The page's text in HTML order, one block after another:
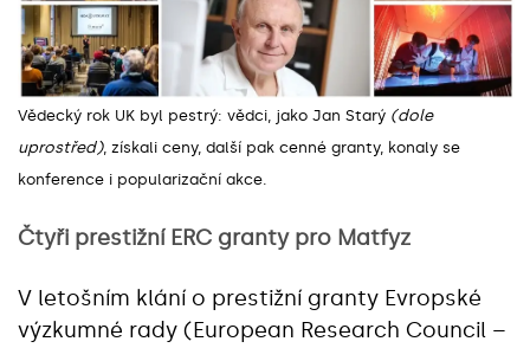
Vědecký rok UK byl pestrý: vědci, jako Jan Starý (dole
uprostřed), získali ceny, další pak cenné granty, konaly se
konference i popularizační akce.
Čtyři prestižní ERC granty pro Matfyz
V letošním klání o prestižní granty Evropské
výzkumné rady (European Research Council –